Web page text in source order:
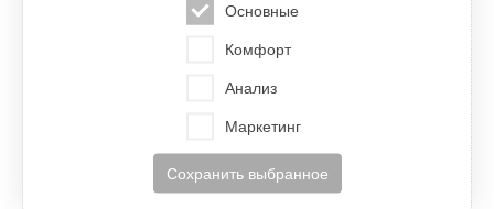
Основные
Комфорт
Анализ
Маркетинг
Сохранить выбранное